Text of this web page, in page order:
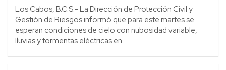
Los Cabos, B.C.S.- La Dirección de Protección Civil y
Gestión de Riesgos informó que para este martes se
esperan condiciones de cielo con nubosidad variable,
lluvias y tormentas eléctricas en…